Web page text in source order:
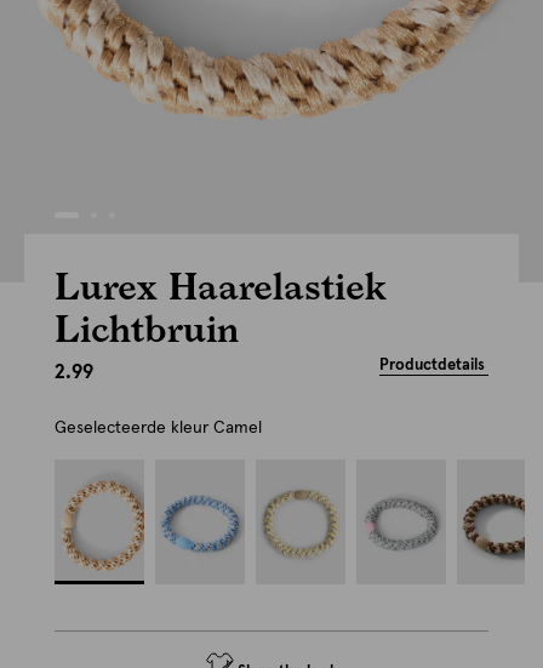
Lurex Haarelastiek
Lichtbruin
2.99 Productdetails
Geselecteerde kleur Camel